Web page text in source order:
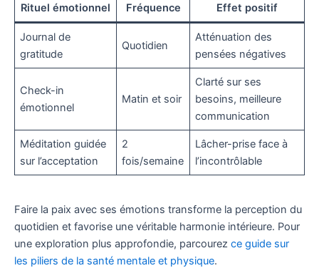
Rituel émotionnel Fréquence Effet positif
Journal de
gratitude
Quotidien
Atténuation des
pensées négatives
Check-in
émotionnel
Matin et soir
Clarté sur ses
besoins, meilleure
communication
Méditation guidée
sur l’acceptation
2
fois/semaine
Lâcher-prise face à
l’incontrôlable
Faire la paix avec ses émotions transforme la perception du
quotidien et favorise une véritable harmonie intérieure. Pour
une exploration plus approfondie, parcourez ce guide sur
les piliers de la santé mentale et physique.